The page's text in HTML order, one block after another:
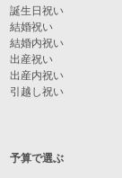
誕生日祝い
結婚祝い
結婚内祝い
出産祝い
出産内祝い
引越し祝い
予算で選ぶ